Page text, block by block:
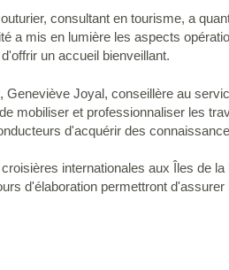
consultant en tourisme, a
a mis en lumière les aspects
un accueil bienveillant.
Geneviève Joyal, conseillère au
mobiliser et professionnaliser les
d'acquérir des
internationales aux Îles de
d'élaboration permettront